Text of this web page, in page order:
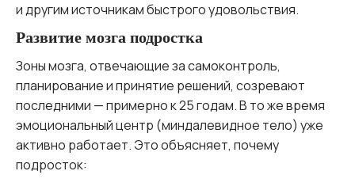
и другим источникам быстрого удовольствия.
Развитие мозга подростка
Зоны мозга, отвечающие за самоконтроль,
планирование и принятие решений, созревают
последними — примерно к 25 годам. В то же время
эмоциональный центр (миндалевидное тело) уже
активно работает. Это объясняет, почему
подросток: